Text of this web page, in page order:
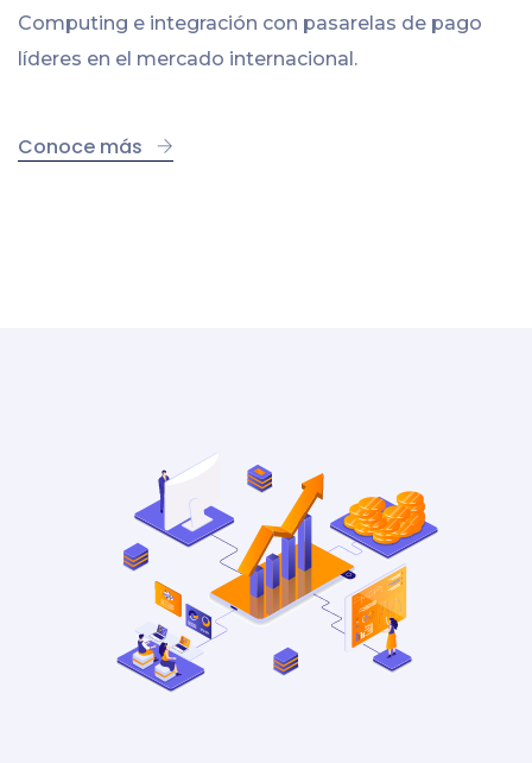
Computing e integración con pasarelas de pago
líderes en el mercado internacional.
Conoce más